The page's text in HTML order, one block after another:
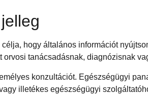
célja, hogy általános információt
tanácsadásnak, diagnózisnak
konzultációt. Egészségügyi
illetékes egészségügyi